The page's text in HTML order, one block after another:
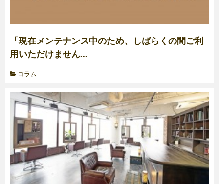
「現在メンテナンス中のため、しばらくの間ご利
用いただけません...
コラム